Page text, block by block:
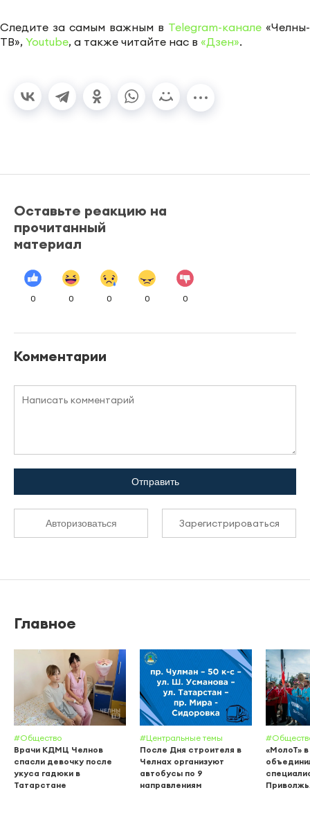
Следите за самым важным в Telegram-канале «Челны-
ТВ», Youtube, а также читайте нас в «Дзен».
Оставьте реакцию на
прочитанный
материал
0 0 0 0 0
Комментарии
Отправить
Авторизоваться Зарегистрироваться
Главное
#Общество
Врачи КДМЦ Челнов
спасли девочку после
укуса гадюки в
Татарстане
#Центральные темы
После Дня строителя в
Челнах организуют
автобусы по 9
направлениям
«МолоТ»